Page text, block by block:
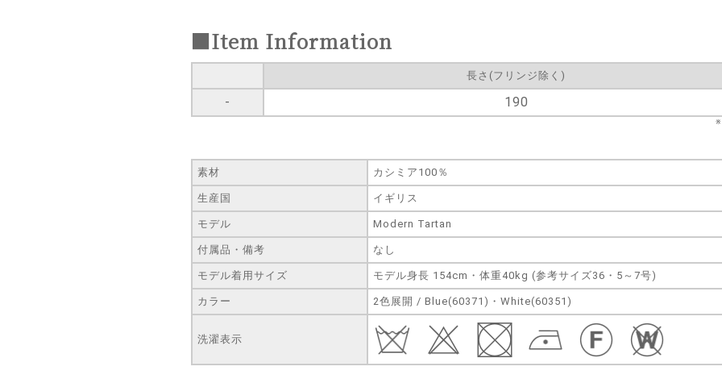
■Item Information
長さ(フリンジ除く)
- 190
素材 カシミア100％
生産国 イギリス
モデル Modern Tartan
付属品・備考 なし
モデル着用サイズ モデル身長 154cm・体重40kg (参考サイズ36・5～7号)
カラー 2色展開 / Blue(60371)・White(60351)
洗濯表示